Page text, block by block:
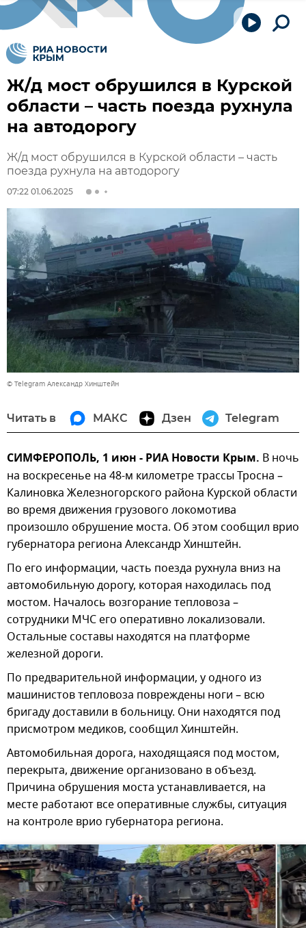
Ж/д мост обрушился в Курской
области – часть поезда рухнула
на автодорогу
Ж/д мост обрушился в Курской области – часть
поезда рухнула на автодорогу
07:22 01.06.2025
© Telegram Александр Хинштейн
Читать в МАКС Дзен Telegram
СИМФЕРОПОЛЬ, 1 июн - РИА Новости Крым. В ночь
на воскресенье на 48-м километре трассы Тросна –
Калиновка Железногорского района Курской области
во время движения грузового локомотива
произошло обрушение моста. Об этом сообщил врио
губернатора региона Александр Хинштейн.
По его информации, часть поезда рухнула вниз на
автомобильную дорогу, которая находилась под
мостом. Началось возгорание тепловоза –
сотрудники МЧС его оперативно локализовали.
Остальные составы находятся на платформе
железной дороги.
По предварительной информации, у одного из
машинистов тепловоза повреждены ноги – всю
бригаду доставили в больницу. Они находятся под
присмотром медиков, сообщил Хинштейн.
Автомобильная дорога, находящаяся под мостом,
перекрыта, движение организовано в объезд.
Причина обрушения моста устанавливается, на
месте работают все оперативные службы, ситуация
на контроле врио губернатора региона.